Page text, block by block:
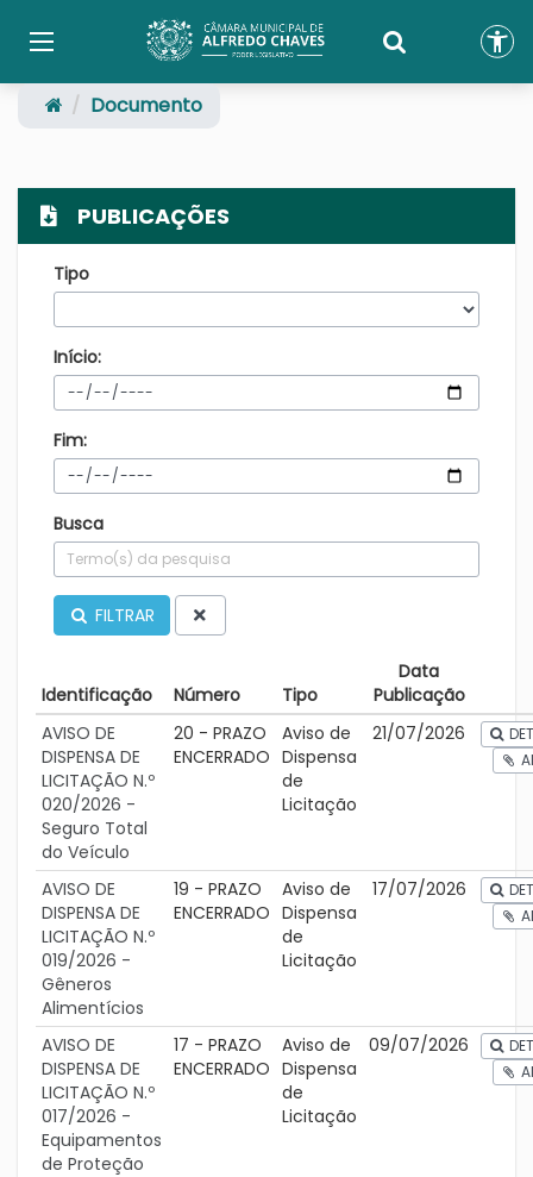
Documento
PUBLICAÇÕES
Tipo
Início:
Fim:
Busca
FILTRAR
Identificação Número Tipo
Data
Publicação
AVISO DE
DISPENSA DE
LICITAÇÃO N.º
020/2026 -
Seguro Total
do Veículo
20 - PRAZO
ENCERRADO
Aviso de
Dispensa
de
Licitação
21/07/2026
AVISO DE
DISPENSA DE
LICITAÇÃO N.º
019/2026 -
Gêneros
Alimentícios
19 - PRAZO
ENCERRADO
Aviso de
Dispensa
de
Licitação
17/07/2026
AVISO DE
DISPENSA DE
LICITAÇÃO N.º
017/2026 -
Equipamentos
de Proteção
17 - PRAZO
ENCERRADO
Aviso de
Dispensa
de
Licitação
09/07/2026